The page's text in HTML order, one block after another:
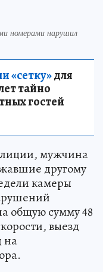
номерами нарушил
«сетку»для
тайно
гостей
мужчина
другому
камеры
общую сумму 48
выезд
на